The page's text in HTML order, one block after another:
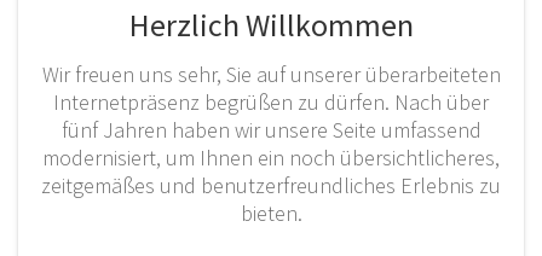
Herzlich Willkommen
Wir freuen uns sehr, Sie auf unserer überarbeiteten
Internetpräsenz begrüßen zu dürfen. Nach über
fünf Jahren haben wir unsere Seite umfassend
modernisiert, um Ihnen ein noch übersichtlicheres,
zeitgemäßes und benutzerfreundliches Erlebnis zu
bieten.